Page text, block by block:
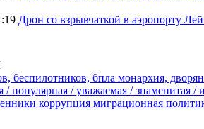
Дрон со взрывчаткой в аэропорту
беспилотников, бпла монархия,
/ популярная / уважаемая / знаменитая /
коррупция миграционная